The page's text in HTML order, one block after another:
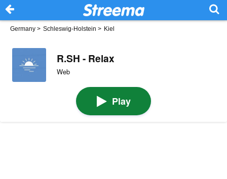
Germany > Schleswig-Holstein > Kiel
R.SH - Relax
Web
Play